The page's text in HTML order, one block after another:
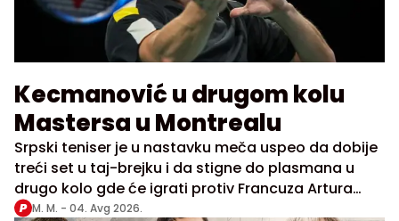
Kecmanović u drugom kolu
Mastersa u Montrealu
Srpski teniser je u nastavku meča uspeo da dobije
treći set u taj-brejku i da stigne do plasmana u
drugo kolo gde će igrati protiv Francuza Artura
Rinderkneša, koji je bio slobodan u prvom kolu
M. M. - 04. Avg 2026.